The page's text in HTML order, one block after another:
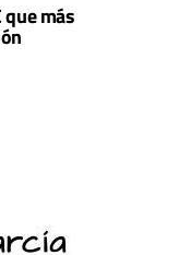
que más